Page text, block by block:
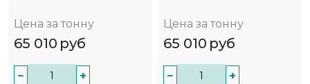
Цена за тонну
65 010 руб
− +
Цена за тонну
65 010 руб
− +